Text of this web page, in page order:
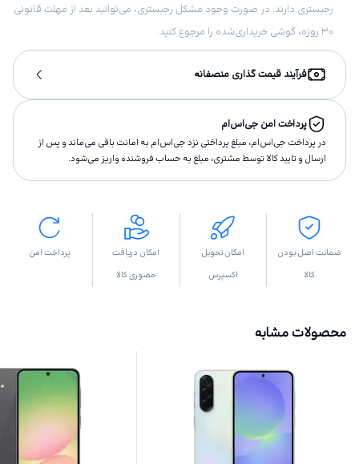
رجیستری دارند. در صورت وجود مشکل رجیستری، می‌توانید بعد از مهلت قانونی
۳۰ روزه، گوشی خریداری‌شده را مرجوع کنید.
فرآیند قیمت گذاری منصفانه
پرداخت امن جی‌اس‌ام
در پرداخت جی‌اس‌ام، مبلغ پرداختى نزد جی‌اس‌ام به امانت باقى مى‌ماند و پس از
ارسال و تاييد كالا توسط مشتری، مبلغ به حساب فروشنده واريز مى‌شود.
ضمانت اصل بودن
کالا
امکان تحویل
اکسپرس
امکان دریافت
حضوری کالا
پرداخت امن
محصولات مشابه